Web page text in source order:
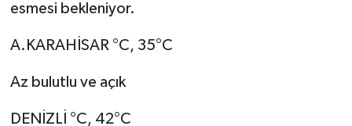
esmesi bekleniyor.
A.KARAHİSAR °C, 35°C
Az bulutlu ve açık
DENİZLİ °C, 42°C